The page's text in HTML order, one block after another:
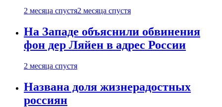
2 месяца спустя2 месяца спустя
На Западе объяснили обвинения
фон дер Ляйен в адрес России
2 месяца спустя
Названа доля жизнерадостных
россиян